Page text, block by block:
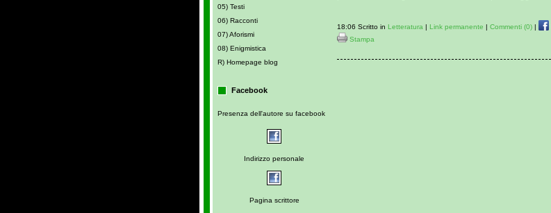
05) Testi
06) Racconti
07) Aforismi
08) Enigmistica
R) Homepage blog
Facebook
Presenza dell'autore su facebook
Indirizzo personale
Pagina scrittore
18:06 Scritto in Letteratura | Link permanente | Commenti (0)|
Stampa